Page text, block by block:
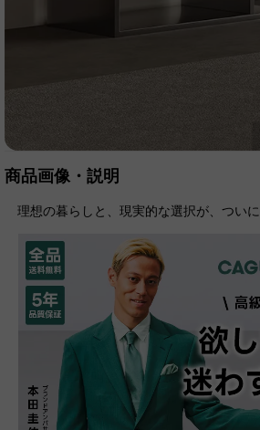
商品画像・説明
理想の暮らしと、現実的な選択が、つい